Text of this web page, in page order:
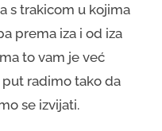
s trakicom u kojima
prema iza i od iza
to vam je već
put radimo tako da
se izvijati.